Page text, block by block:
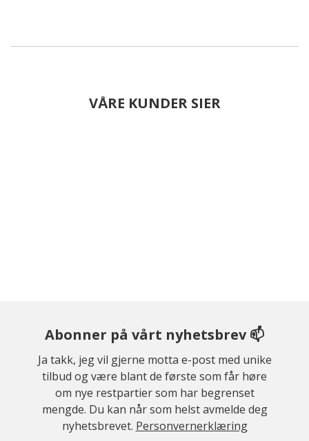
VÅRE KUNDER SIER
Abonner på vårt nyhetsbrev 📫
Ja takk, jeg vil gjerne motta e-post med unike
tilbud og være blant de første som får høre
om nye restpartier som har begrenset
mengde. Du kan når som helst avmelde deg
nyhetsbrevet. Personvernerklæring